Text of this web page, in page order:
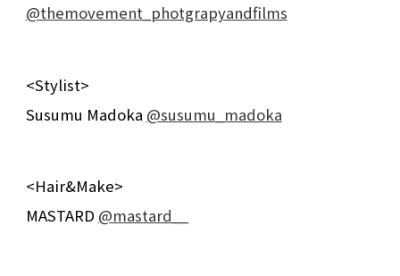
@themovement_photgrapyandfilms
<Stylist>
Susumu Madoka @susumu_madoka
<Hair&Make>
MASTARD @mastard__